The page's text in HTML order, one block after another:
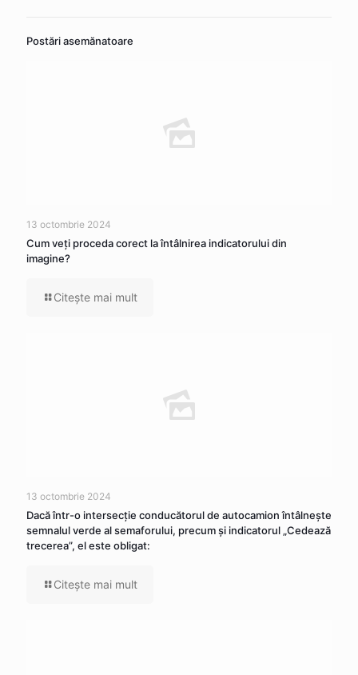
Postări asemănatoare
13 octombrie 2024
Cum veţi proceda corect la întâlnirea indicatorului din
imagine?
Citeşte mai mult
13 octombrie 2024
Dacă într-o intersecţie conducătorul de autocamion întâlneşte
semnalul verde al semaforului, precum şi indicatorul „Cedează
trecerea”, el este obligat:
Citeşte mai mult